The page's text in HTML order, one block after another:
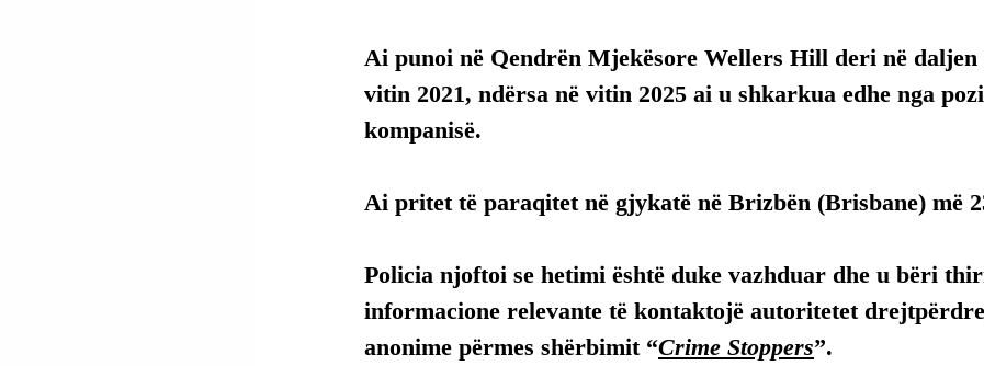
Ai punoi në Qendrën Mjekësore Wellers Hill deri në daljen
vitin 2021, ndërsa në vitin 2025 ai u shkarkua edhe nga
kompanisë.
Ai pritet të paraqitet në gjykatë në Brizbën (Brisbane) më
Policia njoftoi se hetimi është duke vazhduar dhe u bëri
informacione relevante të kontaktojë autoritetet
anonime përmes shërbimit “Crime Stoppers”.